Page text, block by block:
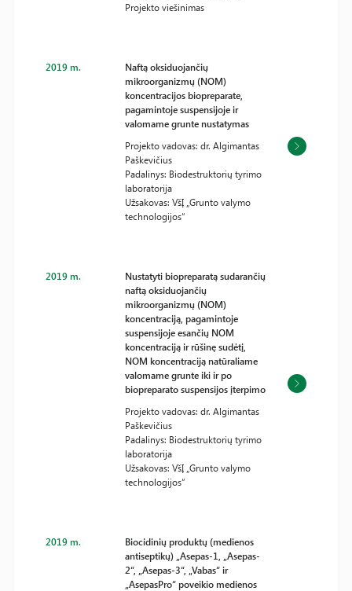
Projekto viešinimas
2019 m.
Naftą oksiduojančių
mikroorganizmų (NOM)
koncentracijos biopreparate,
pagamintoje suspensijoje ir
valomame grunte nustatymas
Projekto vadovas: dr. Algimantas
Paškevičius
Padalinys: Biodestruktorių tyrimo
laboratorija
Užsakovas: VšĮ „Grunto valymo
technologijos“
2019 m.
Nustatyti biopreparatą sudarančių
naftą oksiduojančių
mikroorganizmų (NOM)
koncentraciją, pagamintoje
suspensijoje esančių NOM
koncentraciją ir rūšinę sudėtį,
NOM koncentraciją natūraliame
valomame grunte iki ir po
biopreparato suspensijos įterpimo
Projekto vadovas: dr. Algimantas
Paškevičius
Padalinys: Biodestruktorių tyrimo
laboratorija
Užsakovas: VšĮ „Grunto valymo
technologijos“
2019 m.
Biocidinių produktų (medienos
antiseptikų) „Asepas-1, „Asepas-
2“, „Asepas-3“, „Vabas“ ir
„AsepasPro“ poveikio medienos